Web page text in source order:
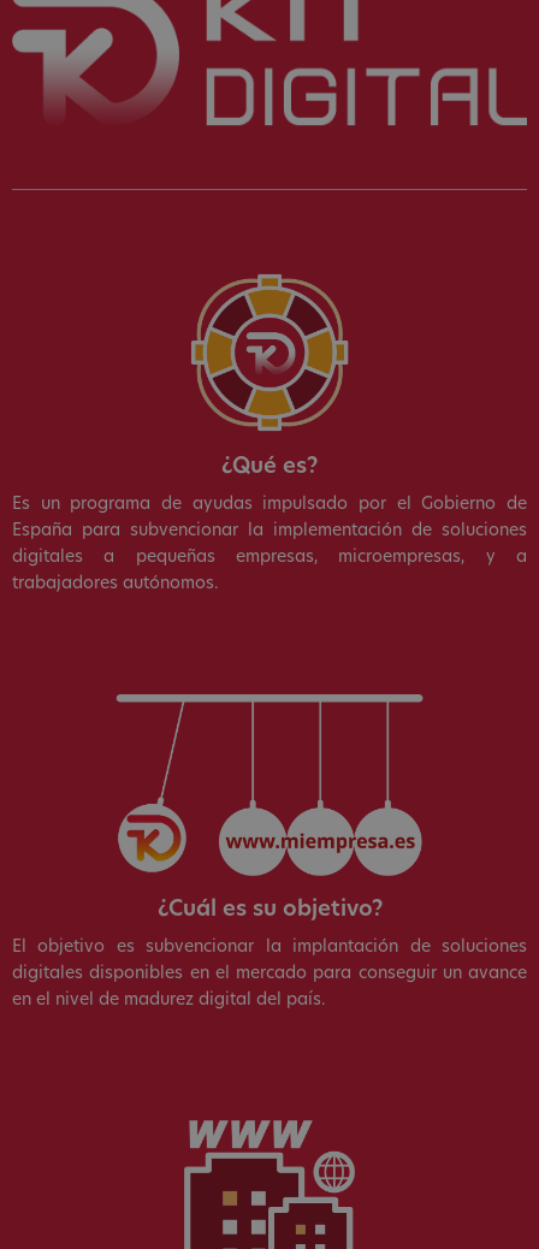
¿Qué es?
Es un programa de ayudas impulsado por el Gobierno de
España para subvencionar la implementación de soluciones
digitales a pequeñas empresas, microempresas, y a
trabajadores autónomos.
¿Cuál es su objetivo?
El objetivo es subvencionar la implantación de soluciones
digitales disponibles en el mercado para conseguir un avance
en el nivel de madurez digital del país.